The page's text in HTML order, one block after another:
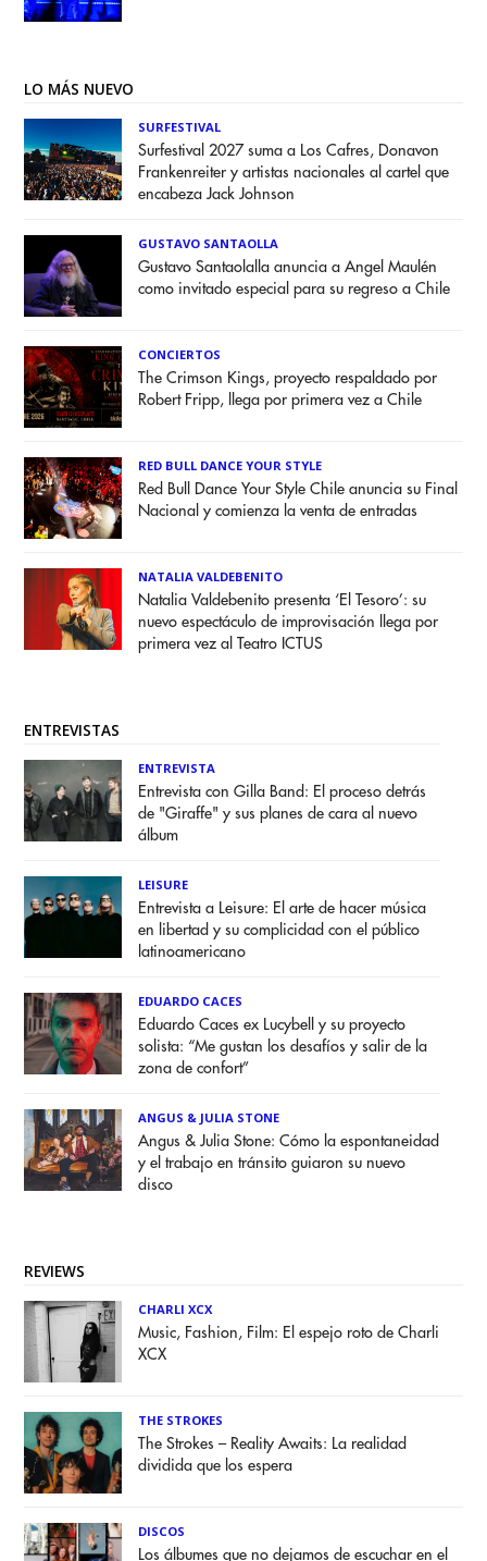
LO MÁS NUEVO
SURFESTIVAL
Surfestival 2027 suma a Los Cafres, Donavon
Frankenreiter y artistas nacionales al cartel que
encabeza Jack Johnson
GUSTAVO SANTAOLLA
Gustavo Santaolalla anuncia a Angel Maulén
como invitado especial para su regreso a Chile
CONCIERTOS
The Crimson Kings, proyecto respaldado por
Robert Fripp, llega por primera vez a Chile
RED BULL DANCE YOUR STYLE
Red Bull Dance Your Style Chile anuncia su Final
Nacional y comienza la venta de entradas
NATALIA VALDEBENITO
Natalia Valdebenito presenta ‘El Tesoro’: su
nuevo espectáculo de improvisación llega por
primera vez al Teatro ICTUS
ENTREVISTAS
ENTREVISTA
Entrevista con Gilla Band: El proceso detrás
de "Giraffe" y sus planes de cara al nuevo
álbum
LEISURE
Entrevista a Leisure: El arte de hacer música
en libertad y su complicidad con el público
latinoamericano
EDUARDO CACES
Eduardo Caces ex Lucybell y su proyecto
solista: “Me gustan los desafíos y salir de la
zona de confort”
ANGUS & JULIA STONE
Angus & Julia Stone: Cómo la espontaneidad
y el trabajo en tránsito guiaron su nuevo
disco
REVIEWS
CHARLI XCX
Music, Fashion, Film: El espejo roto de Charli
XCX
THE STROKES
The Strokes – Reality Awaits: La realidad
dividida que los espera
DISCOS
Los álbumes que no dejamos de escuchar en el